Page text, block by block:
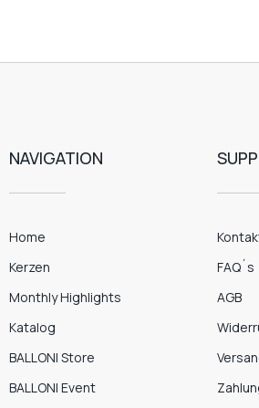
NAVIGATION
Home
Kerzen
Monthly Highlights
Katalog
BALLONI Store
BALLONI Event
FAQ´s
AGB